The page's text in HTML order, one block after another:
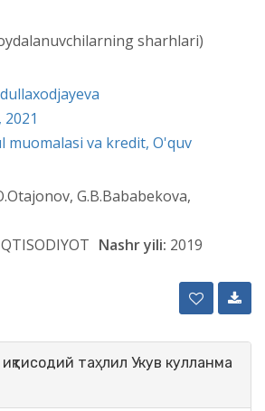
sharhlari)
muomalasi va kredit, O'quv
G.B.Bababekova,
Nashr yili: 2019
таҳлил Укув кулланма